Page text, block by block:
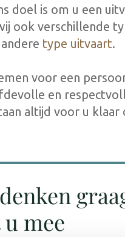
doel is om u een
ook verschillende
type uitvaart.
voor een
en
altijd voor u
mee